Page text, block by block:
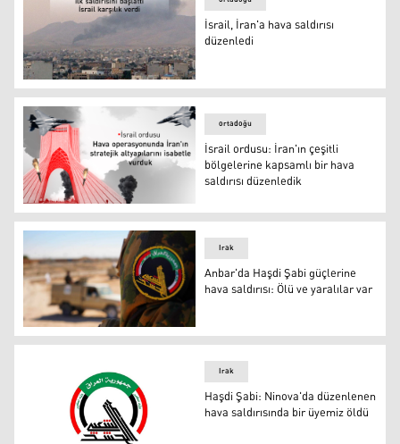
İsrail, İran'a hava saldırısı düzenledi
İsrail, İran'a hava saldırısı
düzenledi
İsrail ordusu: İran'ın çeşitli bölgelerine kapsamlı bir
ortadoğu
İsrail ordusu: İran'ın çeşitli
bölgelerine kapsamlı bir hava
saldırısı düzenledik
Anbar'da Haşdi Şabi güçlerine hava saldırısı: Ölü ve
Irak
Anbar'da Haşdi Şabi güçlerine
hava saldırısı: Ölü ve yaralılar var
Irak
Haşdi Şabi: Ninova'da düzenlenen
hava saldırısında bir üyemiz öldü